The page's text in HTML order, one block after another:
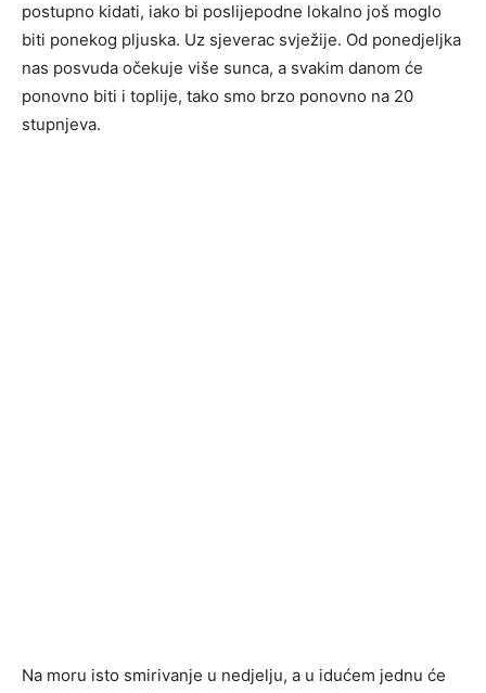
postupno kidati, iako bi poslijepodne lokalno još moglo
biti ponekog pljuska. Uz sjeverac svježije. Od ponedjeljka
nas posvuda očekuje više sunca, a svakim danom će
ponovno biti i toplije, tako smo brzo ponovno na 20
stupnjeva.
Na moru isto smirivanje u nedjelju, a u idućem jednu će